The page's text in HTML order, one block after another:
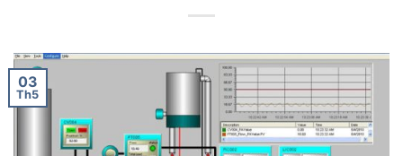
03
Th5